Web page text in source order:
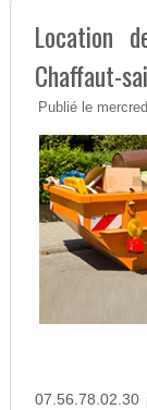
Location
Chaffaut-
Publié le
07.56.78.02.30